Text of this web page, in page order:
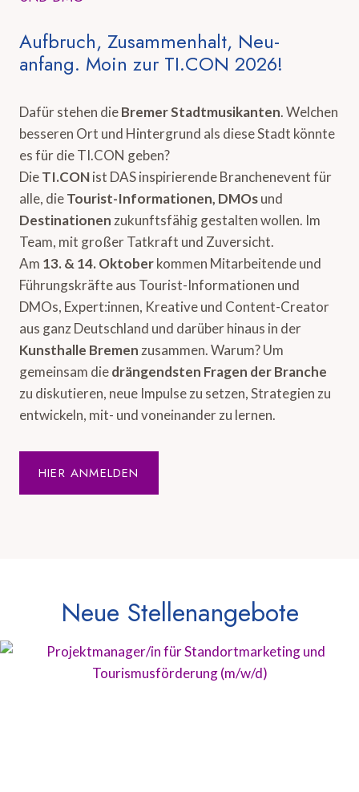
Aufbruch, Zusammenhalt, Neu-
anfang. Moin zur TI.CON 2026!
Dafür stehen dieBremer Stadtmusikanten. Welchen
besseren Ort und Hintergrund als diese Stadt könnte
es für die TI.CON geben?
DieTI.CONist DAS inspirierende Branchenevent für
alle, dieTourist-Informationen, DMOsund
Destinationen zukunftsfähig gestalten wollen. Im
Team, mit großer Tatkraft und Zuversicht.
Am 13. & 14. Oktoberkommen Mitarbeitende und
Führungskräfte aus Tourist-Informationen und
DMOs, Expert:innen, Kreative und Content-Creator
aus ganz Deutschland und darüber hinaus in der
Kunsthalle Bremen zusammen. Warum? Um
gemeinsam diedrängendsten Fragen der Branche
zu diskutieren, neue Impulse zu setzen, Strategien zu
entwickeln, mit- und voneinander zu lernen.
HIER ANMELDEN
Neue Stellenangebote